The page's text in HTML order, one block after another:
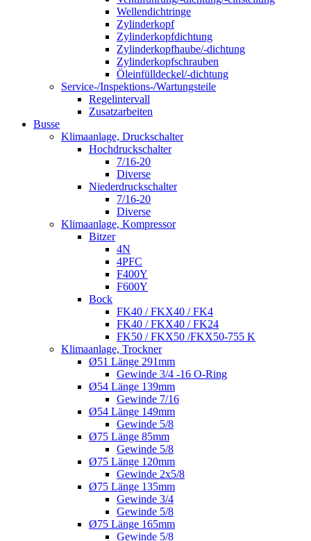
Wellendichtringe
Zylinderkopf
Zylinderkopfdichtung
Zylinderkopfhaube/-dichtung
Zylinderkopfschrauben
Öleinfülldeckel/-dichtung
Service-/Inspektions-/Wartungsteile
Regelintervall
Zusatzarbeiten
Busse
Klimaanlage, Druckschalter
Hochdruckschalter
7/16-20
Diverse
Niederdruckschalter
7/16-20
Diverse
Klimaanlage, Kompressor
Bitzer
4N
4PFC
F400Y
F600Y
Bock
FK40 / FKX40 / FK4
FK40 / FKX40 / FK24
FK50 / FKX50 /FKX50-755 K
Klimaanlage, Trockner
Ø51 Länge 291mm
Gewinde 3/4 -16 O-Ring
Ø54 Länge 139mm
Gewinde 7/16
Ø54 Länge 149mm
Gewinde 5/8
Ø75 Länge 85mm
Gewinde 5/8
Ø75 Länge 120mm
Gewinde 2x5/8
Ø75 Länge 135mm
Gewinde 3/4
Gewinde 5/8
Ø75 Länge 165mm
Gewinde 5/8